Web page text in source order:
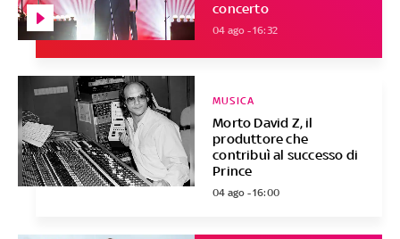
concerto
04 ago - 16:32
Morto David Z, il
produttore che
contribuì al successo di
Prince
MUSICA
04 ago - 16:00